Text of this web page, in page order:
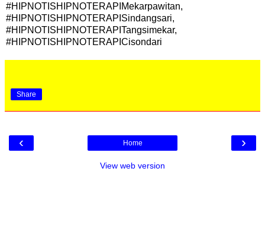
#HIPNOTISHIPNOTERAPIMekarpawitan,
#HIPNOTISHIPNOTERAPISindangsari,
#HIPNOTISHIPNOTERAPITangsimekar,
#HIPNOTISHIPNOTERAPICisondari
Share
‹ ›
Home
View web version